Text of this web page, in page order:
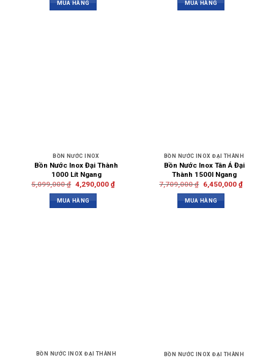
MUA HÀNG MUA HÀNG
BỒN NƯỚC INOX
Bồn Nước Inox Đại Thành
1000 Lít Ngang
5,099,000₫ 4,290,000 ₫
MUA HÀNG
BỒN NƯỚC INOX ĐẠI THÀNH
Bồn Nước Inox Tân Á Đại
Thành 1500l Ngang
7,709,000₫ 6,450,000 ₫
MUA HÀNG
BỒN NƯỚC INOX ĐẠI THÀNH BỒN NƯỚC INOX ĐẠI THÀNH